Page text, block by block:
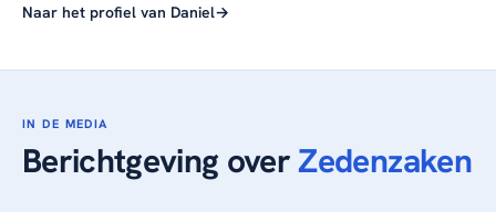
Naar het profiel van Daniel
IN DE MEDIA
Berichtgeving overZedenzaken